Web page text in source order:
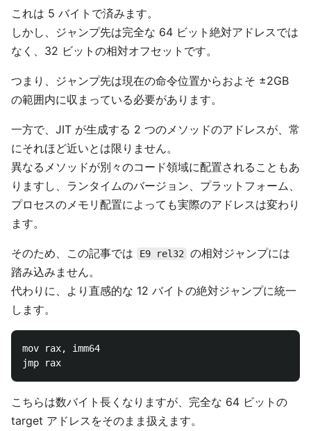
これは 5 バイトで済みます。
しかし、ジャンプ先は完全な 64 ビット絶対アドレスでは
なく、32 ビットの相対オフセットです。
つまり、ジャンプ先は現在の命令位置からおよそ ±2GB
の範囲内に収まっている必要があります。
一方で、JIT が生成する 2 つのメソッドのアドレスが、常
にそれほど近いとは限りません。
異なるメソッドが別々のコード領域に配置されることもあ
りますし、ランタイムのバージョン、プラットフォーム、
プロセスのメモリ配置によっても実際のアドレスは変わり
ます。
そのため、この記事では E9 rel32 の相対ジャンプには
踏み込みません。
代わりに、より直感的な 12 バイトの絶対ジャンプに統一
します。
mov rax, imm64
こちらは数バイト長くなりますが、完全な 64 ビットの
target アドレスをそのまま扱えます。